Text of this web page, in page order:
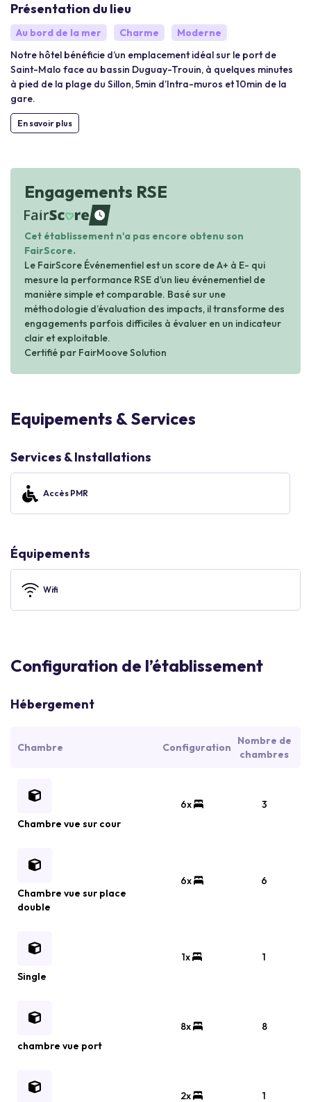
Présentation du lieu
Au bord de la mer Charme
Moderne
Notre hôtel bénéficie d’un emplacement idéal sur le port de
Saint-Malo face au bassin Duguay-Trouin, à quelques minutes
à pied de la plage du Sillon, 5min d’Intra-muros et 10min de la
gare.
En savoir plus
Engagements RSE
waiting
Cet établissement n'a pas encore obtenu son
FairScore.
Le FairScore Événementiel est un score de A+ à E- qui
mesure la performance RSE d’un lieu événementiel de
manière simple et comparable. Basé sur une
méthodologie d’évaluation des impacts, il transforme des
engagements parfois difficiles à évaluer en un indicateur
clair et exploitable.
Certifié par FairMoove Solution
Equipements & Services
Services & Installations
Accès PMR
Équipements
Wifi
Configuration de l’établissement
Hébergement
Chambre Configuration
Nombre de
chambres
Chambre vue sur cour
6x 3
Chambre vue sur place
double
6x 6
Single
1x 1
chambre vue port
8x 8
2x 1